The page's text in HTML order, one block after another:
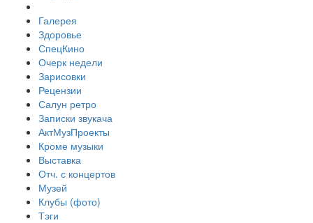
Галерея
Здоровье
СпецКино
Очерк недели
Зарисовки
Рецензии
Салун ретро
Записки звукача
АктМузПроекты
Кроме музыки
Выставка
Отч. с концертов
Музей
Клубы (фото)
Тэги